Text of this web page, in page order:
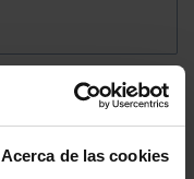
Acerca de las cookies